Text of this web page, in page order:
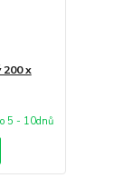
x
5 - 10dnů